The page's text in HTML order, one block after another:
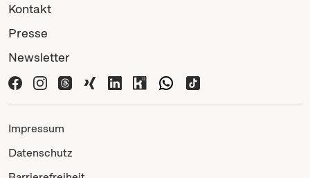
Kontakt
Presse
Newsletter
Impressum
Datenschutz